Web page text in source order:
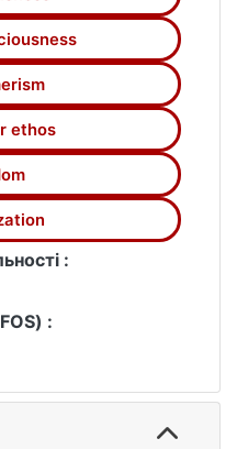
споживацтво
людини.
ethos
:
: